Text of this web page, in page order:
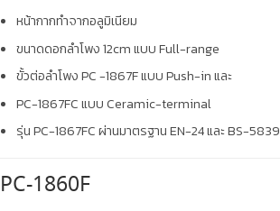
หน้ากากทำจากอลูมิเนียม
ขนาดดอกลำโพง 12cm แบบ Full-range
ขั้วต่อลำโพง PC -1867F แบบ Push-in และ
PC-1867FC แบบ Ceramic-terminal
รุ่น PC-1867FC ผ่านมาตรฐาน EN-24 และ BS-5839
PC-1860F